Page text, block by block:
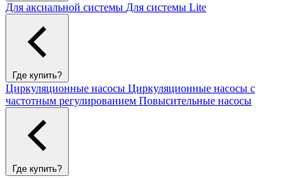
Для аксиальной системы Для системы Lite
Где купить?
Циркуляционные насосы Циркуляционные насосы с
частотным регулированием Повысительные насосы
Где купить?